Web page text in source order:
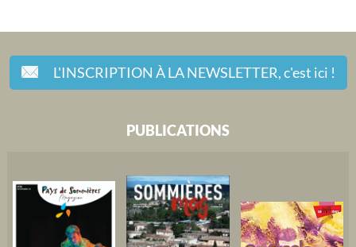
L'INSCRIPTION À LA NEWSLETTER,c'est ici !
PUBLICATIONS